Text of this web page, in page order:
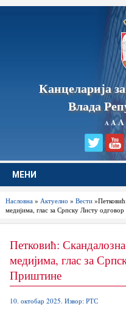
Канцеларија
Влада
A AA
МЕНИ
Насловна» Актуелно » Вести
медијима, глас за Српску Листу
Петковић:
медијима, глас за
Приштине
10. октобар 2025. Извор: РТС